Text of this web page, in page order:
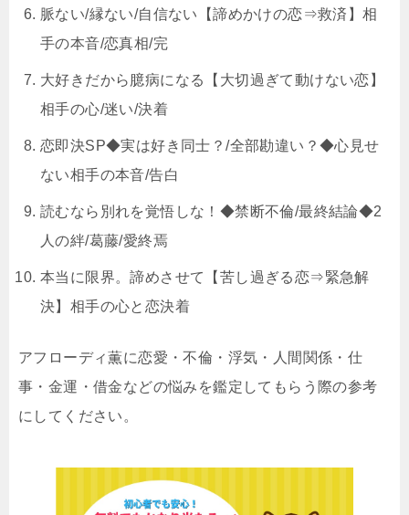
脈ない/縁ない/自信ない【諦めかけの恋⇒救済】相
手の本音/恋真相/完
大好きだから臆病になる【大切過ぎて動けない恋】
相手の心/迷い/決着
恋即決SP◆実は好き同士？/全部勘違い？◆心見せ
ない相手の本音/告白
読むなら別れを覚悟しな！◆禁断不倫/最終結論◆2
人の絆/葛藤/愛終焉
本当に限界。諦めさせて【苦し過ぎる恋⇒緊急解
決】相手の心と恋決着
アフローディ薫に恋愛・不倫・浮気・人間関係・仕
事・金運・借金などの悩みを鑑定してもらう際の参考
にしてください。